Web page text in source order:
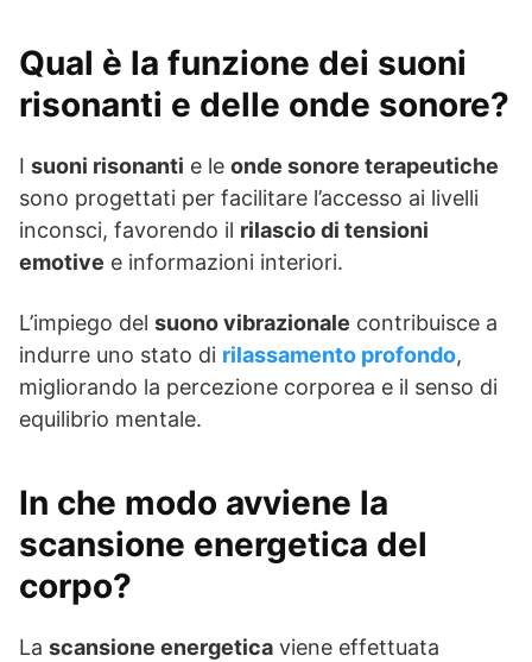
Qual è la funzione dei suoni
risonanti e delle onde sonore?
I suoni risonanti e le onde sonore terapeutiche
sono progettati per facilitare l’accesso ai livelli
inconsci, favorendo il rilascio di tensioni
emotive e informazioni interiori.
L’impiego del suono vibrazionale contribuisce a
indurre uno stato di rilassamento profondo,
migliorando la percezione corporea e il senso di
equilibrio mentale.
In che modo avviene la
scansione energetica del
corpo?
La scansione energetica viene effettuata